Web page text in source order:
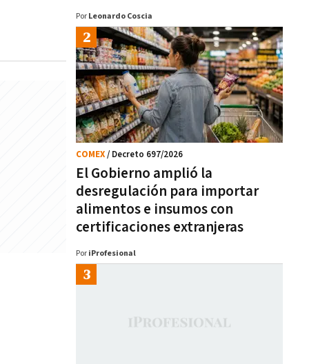
Por Leonardo Coscia
El Gobierno amplió la
desregulación para importar
alimentos e insumos con
certificaciones extranjeras
COMEX/ Decreto 697/2026
Por iProfesional